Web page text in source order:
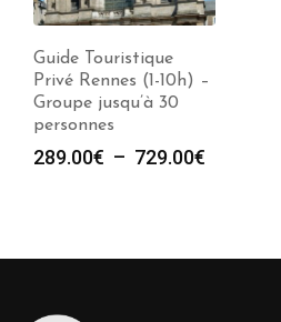
Guide Touristique
Privé Rennes (1-10h) –
Groupe jusqu’à 30
personnes
289.00€ – 729.00€
à